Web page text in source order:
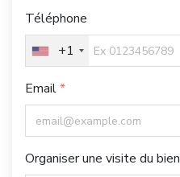
Téléphone
+1
Email
Organiser une visite du